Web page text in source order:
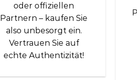
oder offiziellen
Partnern – kaufen Sie
also unbesorgt ein.
Vertrauen Sie auf
echte Authentizität!